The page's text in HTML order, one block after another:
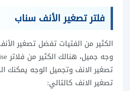
فلتر تصغير الأنف سناب
الكثير من الفتيات تفضل تصغير
تصغير الانف وتجميل الوجه يمكنك
تصغير الانف كالتالي: